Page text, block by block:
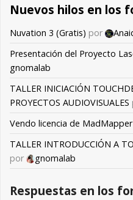
Nuevos hilos en los
Nuvation 3 (Gratis) por
Presentación del Proyecto
gnomalab
TALLER INICIACIÓN
PROYECTOS AUDIOVISUALES
Vendo licencia de MadMapper
TALLER INTRODUCCIÓN A
por
gnomalab
Respuestas en los